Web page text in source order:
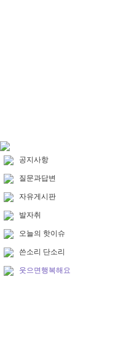
공지사항
질문과답변
자유게시판
발자취
오늘의 핫이슈
쓴소리 단소리
웃으면행복해요